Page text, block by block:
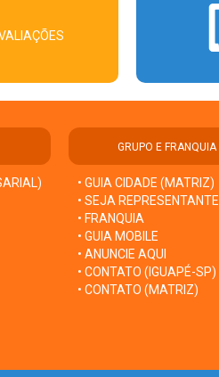
GRUPO E FRANQUIA
• GUIA CIDADE (MATRIZ)
• SEJA REPRESENTANTE
• FRANQUIA
• GUIA MOBILE
• ANUNCIE AQUI
• CONTATO (IGUAPÉ-SP)
• CONTATO (MATRIZ)